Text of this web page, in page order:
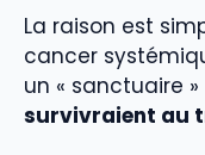
La raison est
cancer
un « sanctuaire
survivraient au